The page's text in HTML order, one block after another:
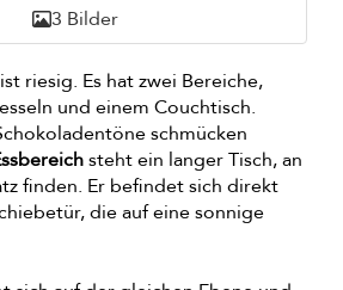
3 Bilder
ist riesig. Es hat zwei Bereiche,
und einem Couchtisch.
schmücken
steht ein langer Tisch, an
finden. Er befindet sich direkt
die auf eine sonnige